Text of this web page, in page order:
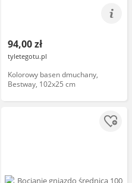
94,00 zł
tyletegotu.pl
Kolorowy basen dmuchany,
Bestway, 102x25 cm